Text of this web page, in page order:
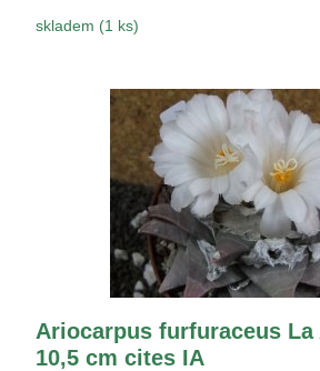
skladem (1 ks)
Ariocarpus furfuraceus La
10,5 cm cites IA